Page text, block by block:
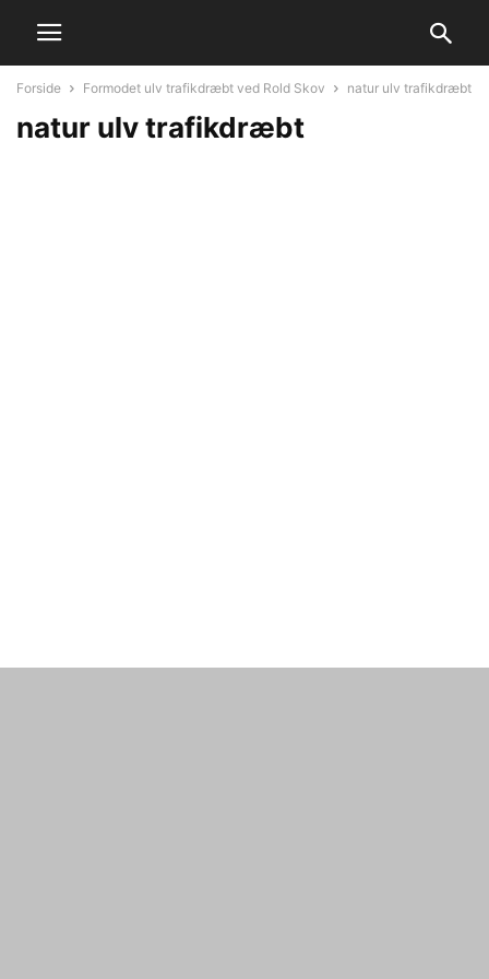
Forside Formodet ulv trafikdræbt ved Rold Skov natur ulv trafikdræbt
natur ulv trafikdræbt